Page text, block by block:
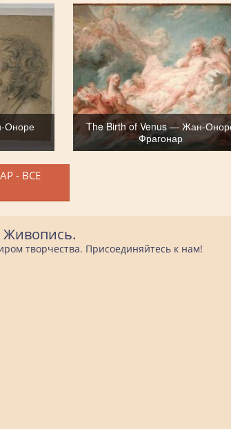
Оноре
The Birth of Venus — Жан-
Фрагонар
- ВСЕ
Живопись.
творчества. Присоединяйтесь к нам!